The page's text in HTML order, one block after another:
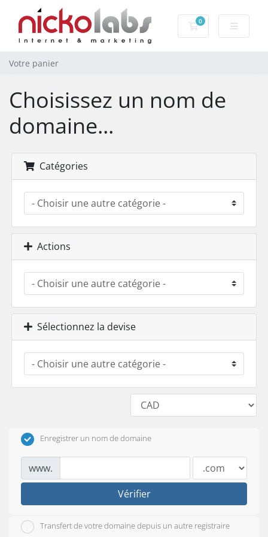
0
Votre panier
Votre panier
Choisissez un nom de
domaine...
Catégories
Actions
Sélectionnez la devise
Enregistrer un nom de domaine
www.
Vérifier
Transfert de votre domaine depuis un autre registraire